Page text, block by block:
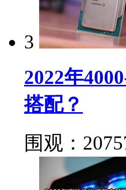
3
2022年
搭配？
围观：